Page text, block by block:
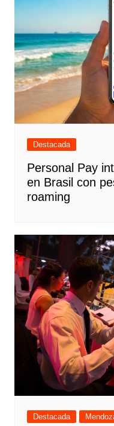
Destacada
Personal Pay
en Brasil con
roaming
Destacada